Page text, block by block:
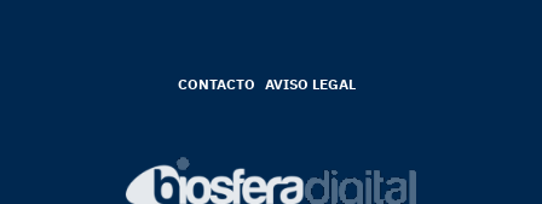
CONTACTO AVISO LEGAL